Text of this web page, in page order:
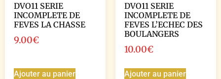
DVO11 SERIE
INCOMPLETE DE
FEVES LA CHASSE
9.00€
Ajouter au panier
DVO11 SERIE
INCOMPLETE DE
FEVES L’ECHEC DES
BOULANGERS
10.00€
Ajouter au panier